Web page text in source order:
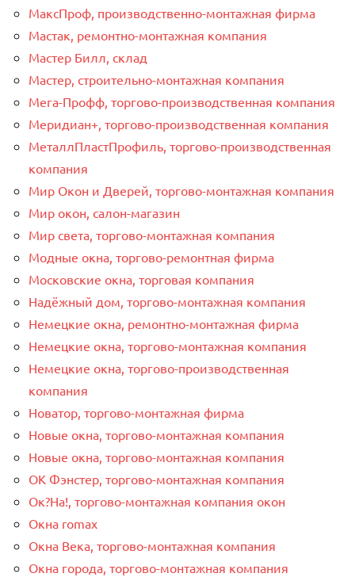
МаксПроф, производственно-монтажная фирма
Мастак, ремонтно-монтажная компания
Мастер Билл, склад
Мастер, строительно-монтажная компания
Мега-Профф, торгово-производственная компания
Меридиан+, торгово-производственная компания
МеталлПластПрофиль, торгово-производственная
компания
Мир Окон и Дверей, торгово-монтажная компания
Мир окон, салон-магазин
Мир света, торгово-монтажная компания
Модные окна, торгово-ремонтная фирма
Московские окна, торговая компания
Надёжный дом, торгово-монтажная компания
Немецкие окна, ремонтно-монтажная фирма
Немецкие окна, торгово-монтажная компания
Немецкие окна, торгово-производственная
компания
Новатор, торгово-монтажная фирма
Новые окна, торгово-монтажная компания
Новые окна, торгово-монтажная компания
ОК Фэнстер, торгово-монтажная компания
Ок?На!, торгово-монтажная компания окон
Окна romax
Окна Века, торгово-монтажная компания
Окна города, торгово-монтажная компания